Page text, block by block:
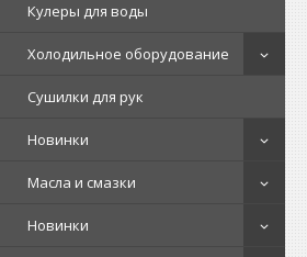
Кулеры для воды
Холодильное оборудование
Сушилки для рук
Новинки
Масла и смазки
Новинки